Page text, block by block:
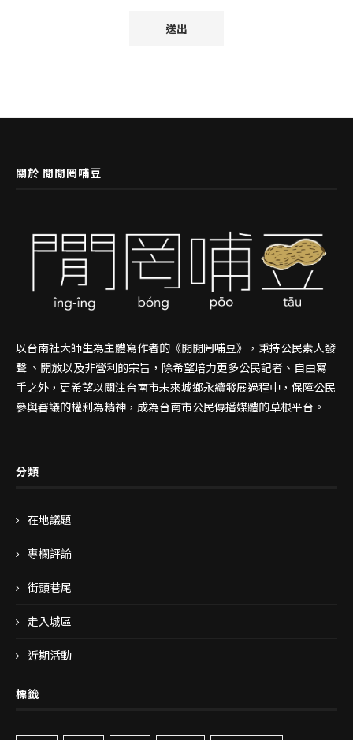
關於 閒閒罔哺豆
以台南社大師生為主體寫作者的《閒閒罔哺豆》，秉持公民素人發
聲 、開放以及非營利的宗旨，除希望培力更多公民記者、自由寫
手之外，更希望以關注台南市未來城鄉永續發展過程中，保障公民
參與審議的權利為精神，成為台南市公民傳播媒體的草根平台。
分類
在地議題
專欄評論
街頭巷尾
走入城區
近期活動
標籤